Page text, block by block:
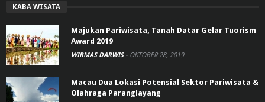
KABA WISATA
Majukan Pariwisata, Tanah Datar Gelar Tuorism
Award 2019
WIRMAS DARWIS - OKTOBER 28, 2019
Macau Dua Lokasi Potensial Sektor Pariwisata &
Olahraga Paranglayang